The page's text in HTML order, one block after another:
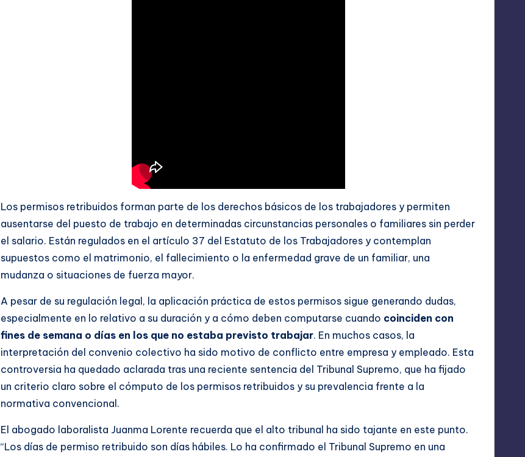
Los permisos retribuidos forman parte de los derechos básicos de los trabajadores y permiten
ausentarse del puesto de trabajo en determinadas circunstancias personales o familiares sin perder
el salario. Están regulados en el artículo 37 del Estatuto de los Trabajadores y contemplan
supuestos como el matrimonio, el fallecimiento o la enfermedad grave de un familiar, una
mudanza o situaciones de fuerza mayor.
A pesar de su regulación legal, la aplicación práctica de estos permisos sigue generando dudas,
especialmente en lo relativo a su duración y a cómo deben computarse cuando coinciden con
fines de semana o días en los que no estaba previsto trabajar. En muchos casos, la
interpretación del convenio colectivo ha sido motivo de conflicto entre empresa y empleado. Esta
controversia ha quedado aclarada tras una reciente sentencia del Tribunal Supremo, que ha fijado
un criterio claro sobre el cómputo de los permisos retribuidos y su prevalencia frente a la
normativa convencional.
El abogado laboralista Juanma Lorente recuerda que el alto tribunal ha sido tajante en este punto.
“Los días de permiso retribuido son días hábiles. Lo ha confirmado el Tribunal Supremo en una